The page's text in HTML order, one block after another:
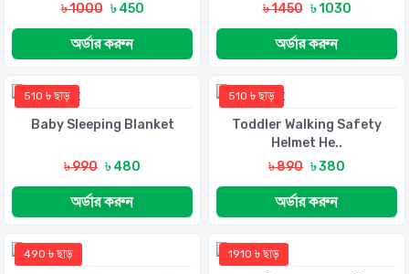
৳ 1000 ৳ 450
অর্ডার করুন
৳ 1450 ৳ 1030
অর্ডার করুন
510 ৳ ছাড়
Baby Sleeping Blanket
৳ 990 ৳ 480
অর্ডার করুন
510 ৳ ছাড়
Toddler Walking Safety
Helmet He..
৳ 890 ৳ 380
অর্ডার করুন
490 ৳ ছাড় 1910 ৳ ছাড়